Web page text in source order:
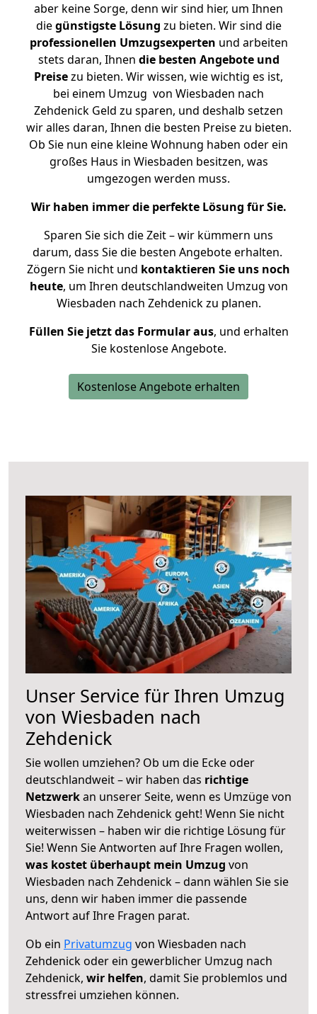
aber keine Sorge, denn wir sind hier, um Ihnen
diegünstigste Lösung zu bieten. Wir sind die
professionellen Umzugsexperten und arbeiten
stets daran, Ihnen die besten Angebote und
Preisezu bieten. Wir wissen, wie wichtig es ist,
bei einem Umzug von Wiesbaden nach
Zehdenick Geld zu sparen, und deshalb setzen
wir alles daran, Ihnen die besten Preise zu bieten.
Ob Sie nun eine kleine Wohnung haben oder ein
großes Haus in Wiesbaden besitzen, was
umgezogen werden muss.
Wir haben immer die perfekte Lösung für Sie.
Sparen Sie sich die Zeit – wir kümmern uns
darum, dass Sie die besten Angebote erhalten.
Zögern Sie nicht und kontaktieren Sie uns noch
heute, um Ihren deutschlandweiten Umzug von
Wiesbaden nach Zehdenick zu planen.
Füllen Sie jetzt das Formular aus, und erhalten
Sie kostenlose Angebote.
Kostenlose Angebote erhalten
Unser Service für Ihren Umzug
von Wiesbaden nach
Zehdenick
Sie wollen umziehen? Ob um die Ecke oder
deutschlandweit – wir haben das richtige
Netzwerkan unserer Seite, wenn es Umzüge von
Wiesbaden nach Zehdenick geht! Wenn Sie nicht
weiterwissen – haben wir die richtige Lösung für
Sie! Wenn Sie Antworten auf Ihre Fragen wollen,
was kostet überhaupt mein Umzug von
Wiesbaden nach Zehdenick – dann wählen Sie sie
uns, denn wir haben immer die passende
Antwort auf Ihre Fragen parat.
Ob ein Privatumzug von Wiesbaden nach
Zehdenick oder ein gewerblicher Umzug nach
Zehdenick, wir helfen, damit Sie problemlos und
stressfrei umziehen können.